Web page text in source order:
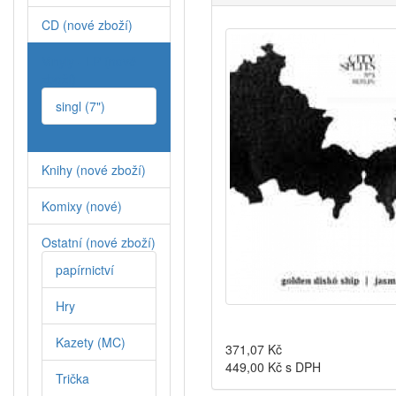
371,07 Kč
449,00 Kč s DPH
CD (nové zboží)
singl (7")
Knihy (nové zboží)
Komixy (nové)
Ostatní (nové zboží)
papírnictví
Hry
Kazety (MC)
Trička